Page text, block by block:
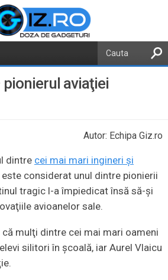
aviaţiei
Autor: Echipa Giz.ro
dintre cei mai mari ingineri şi
este considerat unul dintre pionierii
tragic l-a împiedicat însă să-şi
avioanelor sale.
mulţi dintre cei mai mari oameni
silitori în şcoală, iar Aurel Vlaicu